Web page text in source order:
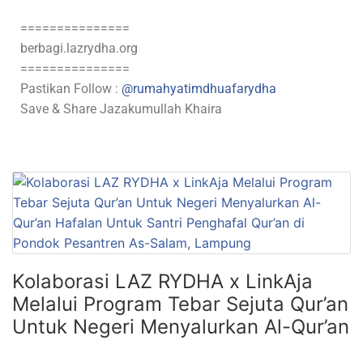
===============
berbagi.lazrydha.org
===============
Pastikan Follow : @rumahyatimdhuafarydha
Save & Share Jazakumullah Khaira
Kolaborasi LAZ RYDHA x LinkAja
Melalui Program Tebar Sejuta Qur’an
Untuk Negeri Menyalurkan Al-Qur’an